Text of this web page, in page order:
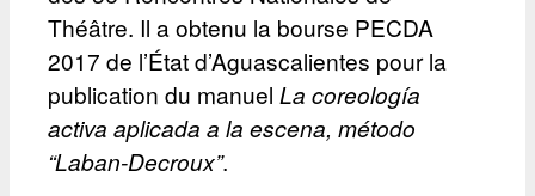
Théâtre. Il a obtenu la bourse PECDA
2017 de l’État d’Aguascalientes pour la
publication du manuel La coreología
activa aplicada a la escena, método
“Laban-Decroux”.